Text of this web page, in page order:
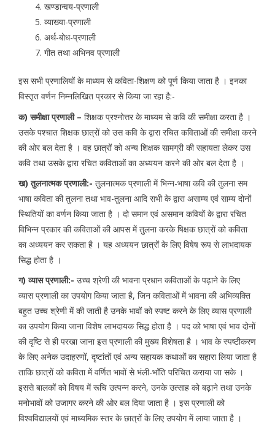
खण्डान्वय-प्रणाली
व्याख्या-प्रणाली
अर्थ-बोध-प्रणाली
गीत तथा अभिनव प्रणाली
इस सभी प्रणालियों के माध्यम से कविता-शिक्षण को पूर्ण किया जाता है । इनका
विस्तृत वर्णन निम्नलिखित प्रकार से किया जा रहा है:-
क) समीक्षा प्रणाली – शिक्षक प्रश्नोत्तर के माध्यम से कवि की समीक्षा करता है ।
उसके पश्चात शिक्षक छात्रों को उस कवि के द्वारा रचित कविताओं की समीक्षा करने
की ओर बल देता है । वह छात्रों को अन्य शिक्षक सामग्री की सहायता लेकर उस
कवि तथा उसके द्वारा रचित कविताओं का अध्ययन करने की ओर बल देता है ।
ख) तुलनात्मक प्रणाली:- तुलनात्मक प्रणाली में भिन्न-भाषा कवि की तुलना सम
भाषा कविता की तुलना तथा भाव-तुलना आदि सभी के द्वारा असाम्य एवं साम्य दोनों
स्थितियों का वर्णन किया जाता है । दो समान एवं असमान कवियों के द्वारा रचित
विभिन्न प्रकार की कविताओं की आपस में तुलना करके षिक्षक छात्रों को कविता
का अध्ययन कर सकता है । यह अध्ययन छात्रों के लिए विषेष रूप से लाभदायक
सिद्ध होता है ।
ग) व्यास प्रणाली:- उच्च श्रेणी की भावना प्रधान कविताओं के पढ़ाने के लिए
व्यास प्रणाली का उपयोग किया जाता है, जिन कविताओं में भावना की अभिव्यक्ति
बहुत उच्च श्रेणी में की जाती है उनके भावों को स्पष्ट करने के लिए व्यास प्रणाली
का उपयोग किया जाना विशेष लाभदायक सिद्ध होता है । पद को भाषा एवं भाव दोनों
की दृष्टि से ही परखा जाना इस प्रणाली की मुख्य विशेषता है । भाव के स्पष्टीकरण
के लिए अनेक उदाहरणों, दृष्टांतों एवं अन्य सहायक कथाओं का सहारा लिया जाता है
ताकि छात्रों को कविता में वर्णित भावों से भंली-भाॅंति परिचित कराया जा सके ।
इससे बालकों को विषय में रूचि उत्पन्न करने, उनके उत्साह को बढ़ाने तथा उनके
मनोभावों को उजागर करने की ओर बल दिया जाता है । इस प्रणाली को
विश्वविद्यालयों एवं माध्यमिक स्तर के छात्रों के लिए उपयोग में लाया जाता है ।